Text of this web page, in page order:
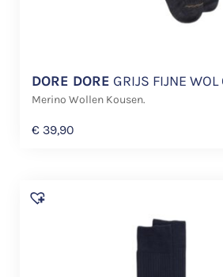
DORE DORE GRIJS FIJNE
Merino Wollen Kousen.
€ 39,90